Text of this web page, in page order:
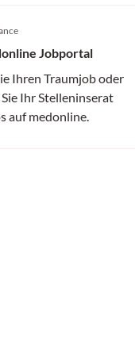
Jobportal
Ihren Traumjob oder
Ihr Stelleninserat
auf medonline.